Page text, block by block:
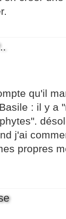
qu'il
: il y a
j'ai
propres